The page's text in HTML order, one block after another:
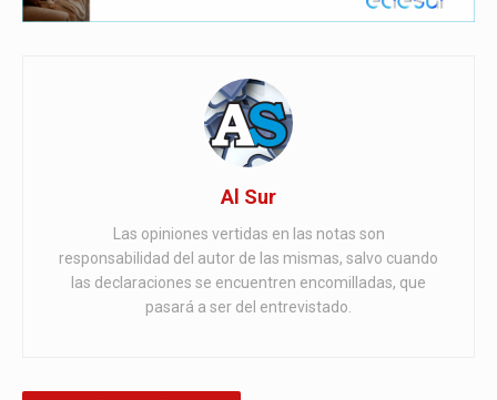
Al Sur
Las opiniones vertidas en las notas son
responsabilidad del autor de las mismas, salvo cuando
las declaraciones se encuentren encomilladas, que
pasará a ser del entrevistado.